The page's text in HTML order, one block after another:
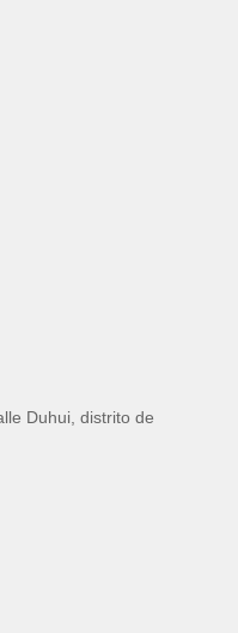
Duhui, distrito de